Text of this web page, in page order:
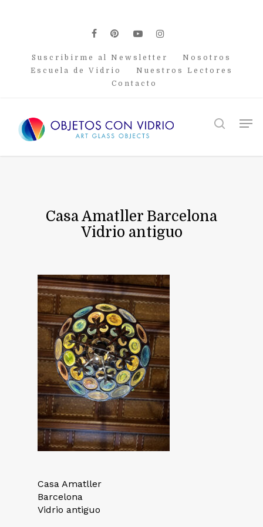
facebook
pinterest
youtubeinstagram
Suscribirme al Newsletter
Nosotros
Escuela de Vidrio
Nuestros Lectores
Contacto
search
Casa Amatller Barcelona
Vidrio antiguo
Casa Amatller
Barcelona
Vidrio antiguo